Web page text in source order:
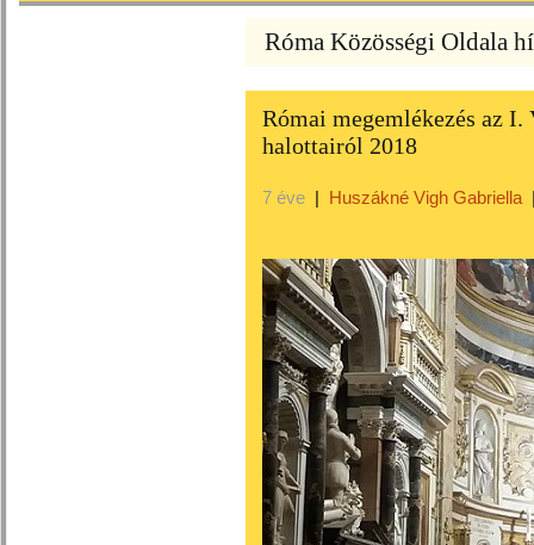
Róma Közösségi Oldala
Római megemlékezés az
halottairól 2018
7 éve | Huszákné Vigh Gabriella